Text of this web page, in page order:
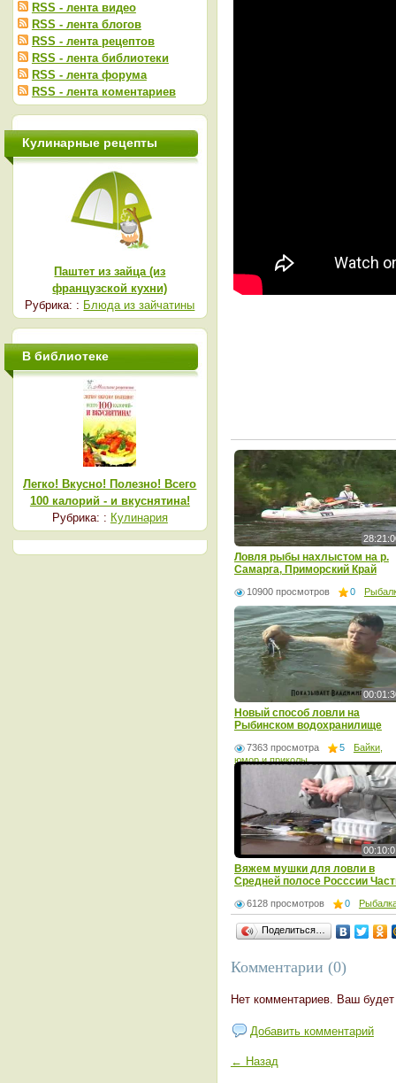
Ловля рыбы нахлыстом на р.
Самарга, Приморский Край
10900 просмотров 0
Новый способ ловли на
Рыбинском водохранилище
7363 просмотра 5
Байки,
юмор и приколы
Вяжем мушки для ловли в
Средней полосе Росссии
6128 просмотров 0
Поделиться…
Комментарии (0)
Нет комментариев. Ваш
Добавить комментарий
← Назад
RSS - лента видео
RSS - лента блогов
RSS - лента рецептов
RSS - лента библиотеки
RSS - лента форума
RSS - лента коментариев
Кулинарные рецепты
Паштет из зайца (из
французской кухни)
Рубрика: : Блюда из зайчатины
В библиотеке
Легко! Вкусно! Полезно! Всего
100 калорий - и вкуснятина!
Рубрика: : Кулинария